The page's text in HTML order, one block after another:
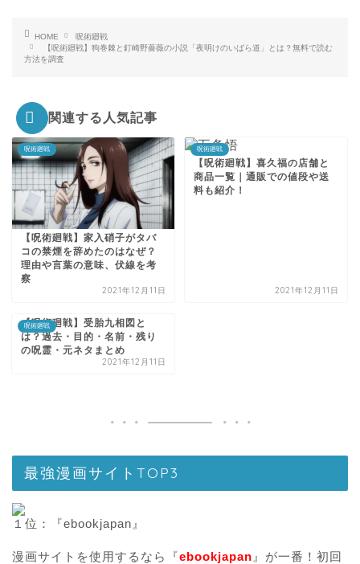
HOME
呪術廻戦
【呪術廻戦】狗巻棘と釘崎野薔薇の小説「夜明けのいばら道」とは？無料で読む
方法を調査
関連する人気記事
呪術廻戦
【呪術廻戦】家入硝子がタバ
コの禁煙を辞めたのはなぜ？
理由や言葉の意味、伏線を考
察
2021年12月11日
呪術廻戦
【呪術廻戦】喜久福の店舗と
商品一覧｜通販での値段や送
料も紹介！
2021年12月11日
呪術廻戦
【呪術廻戦】受胎九相図と
は？過去・目的・名前・残り
の呪霊・元ネタまとめ
2021年12月11日
最強漫画サイトTOP3
１位：『ebookjapan』
漫画サイトを使用するなら『ebookjapan 』が一番！初回